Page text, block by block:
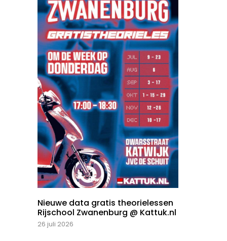
Nieuwe data gratis theorielessen
Rijschool Zwanenburg @ Kattuk.nl
26 juli 2026